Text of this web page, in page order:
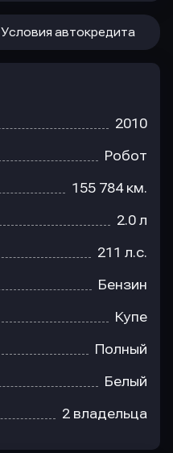
Условия автокредита
2010
Робот
155 784 км.
2.0 л
211 л.с.
Бензин
Купе
Полный
Белый
2 владельца